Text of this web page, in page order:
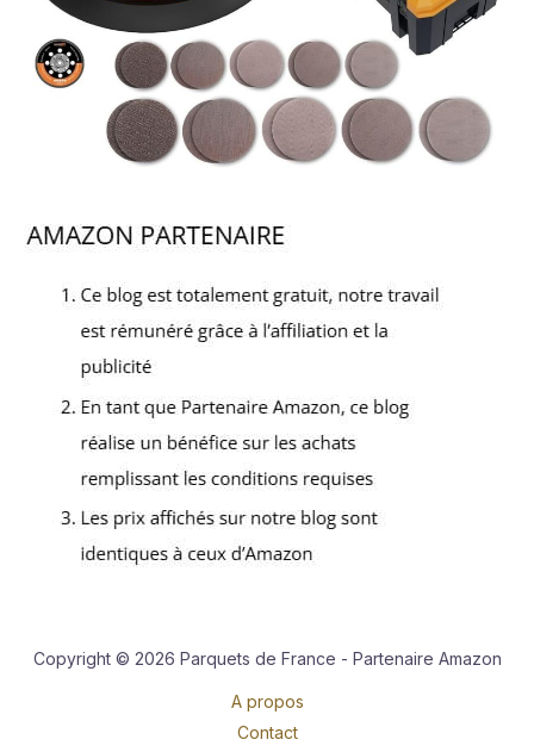
Copyright © 2026 Parquets de France - Partenaire Amazon
A propos
Contact